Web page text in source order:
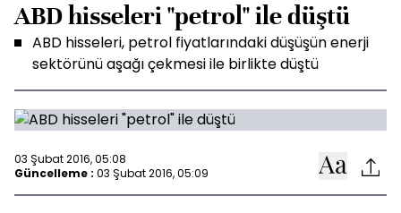
ABD hisseleri "petrol" ile düştü
ABD hisseleri, petrol fiyatlarındaki düşüşün enerji
sektörünü aşağı çekmesi ile birlikte düştü
03 Şubat 2016, 05:08
Güncelleme : 03 Şubat 2016, 05:09